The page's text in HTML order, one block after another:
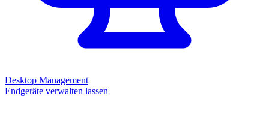
Desktop Management
Endgeräte verwalten lassen